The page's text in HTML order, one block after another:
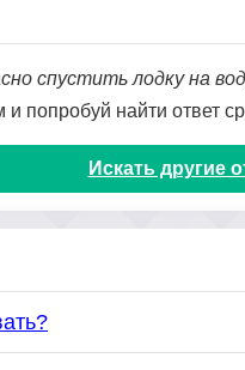
спустить лодку на
и попробуй найти ответ
Искать другие